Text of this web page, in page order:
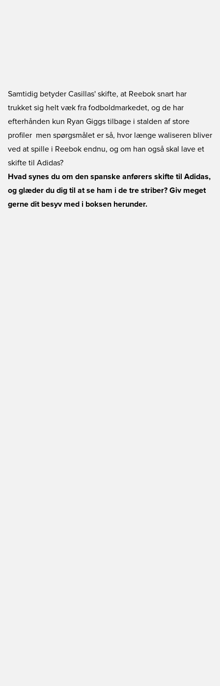
Samtidig betyder Casillas' skifte, at Reebok snart har
trukket sig helt væk fra fodboldmarkedet, og de har
efterhånden kun Ryan Giggs tilbage i stalden af store
profiler  men spørgsmålet er så, hvor længe waliseren bliver
ved at spille i Reebok endnu, og om han også skal lave et
skifte til Adidas?
Hvad synes du om den spanske anførers skifte til Adidas,
og glæder du dig til at se ham i de tre striber? Giv meget
gerne dit besyv med i boksen herunder.